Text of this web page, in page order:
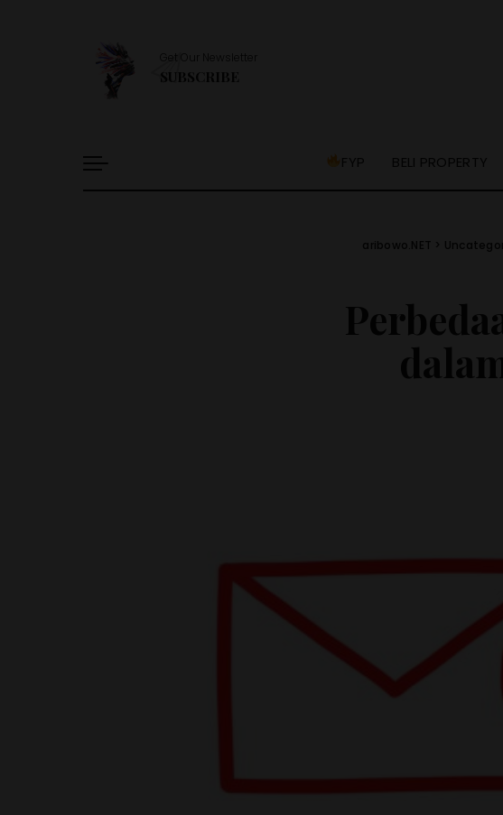
Get Our Newsletter
SUBSCRIBE
FYP BELI PROPERTY
aribowo.NET >